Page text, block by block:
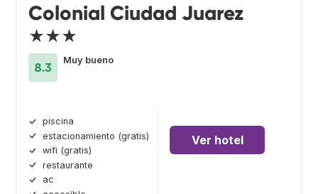
Colonial Ciudad Juarez
★★★
8.3
Muy bueno
piscina
estacionamiento (gratis)
wifi (gratis)
restaurante
ac
Ver hotel